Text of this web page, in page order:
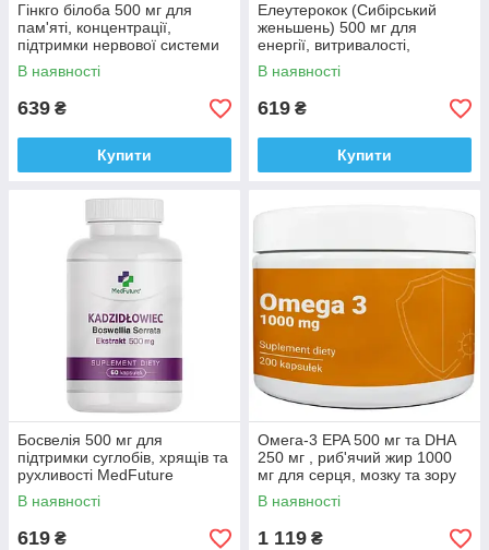
Гінкго білоба 500 мг для
пам'яті, концентрації,
підтримки нервової системи
Medfuture Ginkgo Biloba 500
mg, 60 капсул Доставка з ЄС
В наявності
639 ₴
Купити
Елеутерокок (Сибірський
женьшень) 500 мг для
енергії, витривалості,
підтримки імунітету
MedFuture 60 капсул
В наявності
619 ₴
Купити
Босвелія 500 мг для
підтримки суглобів, хрящів та
рухливості MedFuture
Boswellia serrata 60 капсул
Доставка з ЄС
В наявності
619 ₴
Омега-3 EPA 500 мг та DHA
250 мг , риб'ячий жир 1000
мг для серця, мозку та зору
Medfuture Omega 3 1000mg
200 капсул Доставка з ЄС
В наявності
1 119 ₴